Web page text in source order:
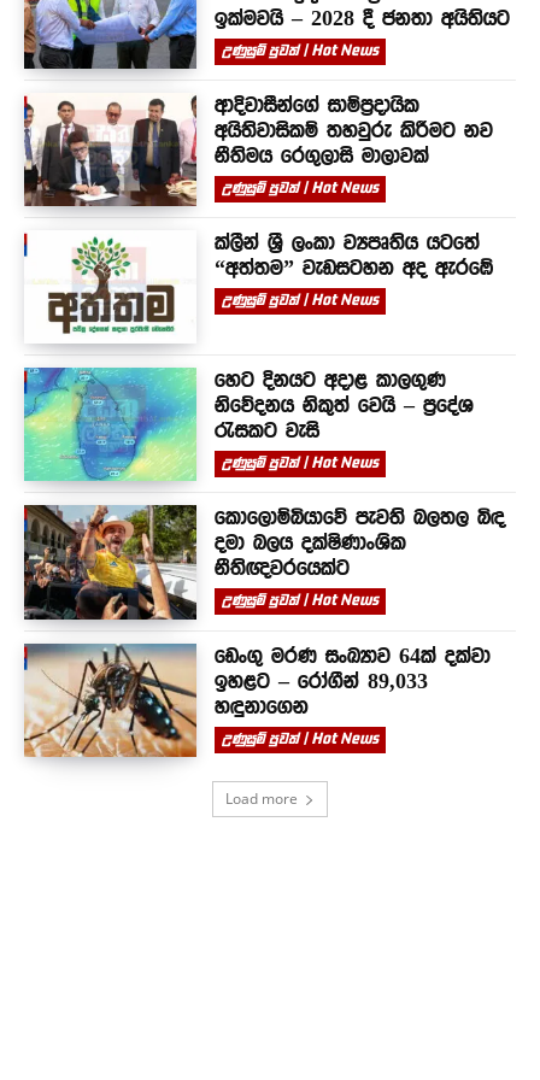
ඉක්මවයි – 2028 දී ජනතා අයිතියට
උණුසුම් පුවත් | Hot News
ආදිවාසීන්ගේ සාම්ප්‍රදායික
අයිතිවාසිකම් තහවුරු කිරීමට නව
නීතිමය රෙගුලාසි මාලාවක්
උණුසුම් පුවත් | Hot News
ක්ලීන් ශ්‍රී ලංකා ව්‍යපෘතිය යටතේ
“අත්තම” වැඩසටහන අද ඇරඹේ
උණුසුම් පුවත් | Hot News
හෙට දිනයට අදාළ කාලගුණ
නිවේදනය නිකුත් වෙයි – ප්‍රදේශ
රැසකට වැසි
උණුසුම් පුවත් | Hot News
කොලොම්බියාවේ පැවති බලතල බිඳ
දමා බලය දක්ෂිණාංශික
නීතිඥවරයෙක්ට
උණුසුම් පුවත් | Hot News
ඩෙංගු මරණ සංඛ්‍යාව 64ක් දක්වා
ඉහළට – රෝගීන් 89,033
හඳුනාගෙන
උණුසුම් පුවත් | Hot News
Load more